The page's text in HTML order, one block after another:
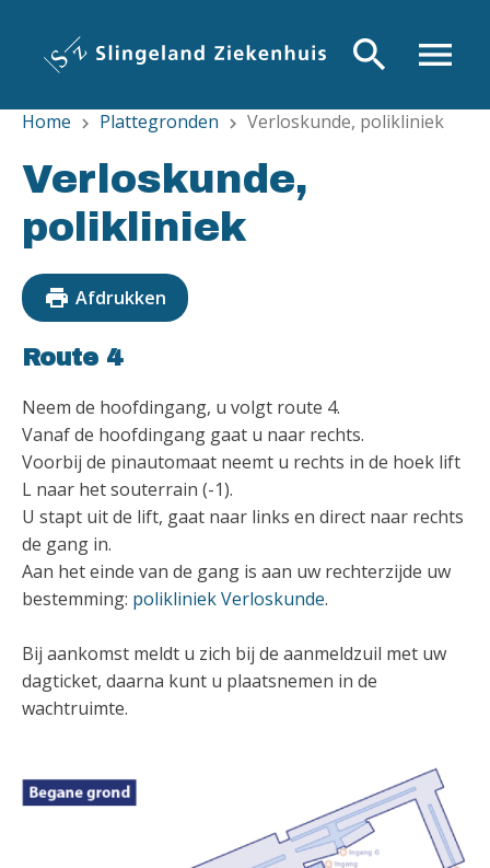
inhoud
menu
search
Home chevron_right Plattegronden chevron_right Verloskunde, polikliniek
Verloskunde,
polikliniek
print Afdrukken
Route 4
Neem de hoofdingang, u volgt route 4.
Vanaf de hoofdingang gaat u naar rechts.
Voorbij de pinautomaat neemt u rechts in de hoek lift
L naar het souterrain (-1).
U stapt uit de lift, gaat naar links en direct naar rechts
de gang in.
Aan het einde van de gang is aan uw rechterzijde uw
bestemming: polikliniek Verloskunde.
Bij aankomst meldt u zich bij de aanmeldzuil met uw
dagticket, daarna kunt u plaatsnemen in de
wachtruimte.